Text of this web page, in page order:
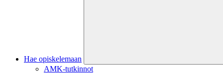
Hae opiskelemaan
AMK-tutkinnot